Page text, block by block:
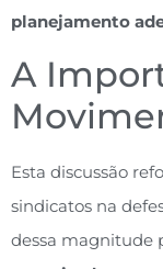
planejamento
A
Esta discussão
sindicatos na
dessa magnitude